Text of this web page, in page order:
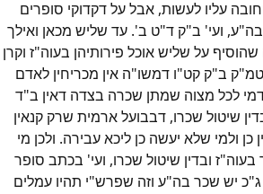
עליו לעשות, אבל על דקדוקי סופרים
ועי' ב"ק ד"ט ב'. עד שליש מכאן ואילך
על שליש אוכל פירותיהן בעוה"ז וקרן
ב"ק קט"ו דמשו"ה אין מכריחין לאדם
לכל מצוה שמתן שכרה בצדה דאין ב"ד
שיטול שכרו, דבבועל ארמית שרק קנאין
כן ולמי שלא יעשה כן ליכא עבירה. ולכן מי
ובדין שיטול שכרו, ועי' בכתב סופר
יש שכר בה"ע וזה שפרש"י תהיו עמלים